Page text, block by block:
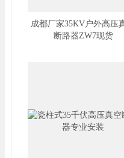
成都厂家35KV户外高压
断路器ZW7现货